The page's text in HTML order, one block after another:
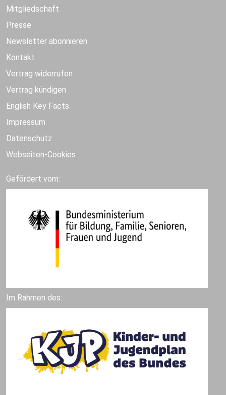
Mitgliedschaft
Presse
Newsletter abonnieren
Kontakt
Vertrag widerrufen
Vertrag kündigen
English Key Facts
Impressum
Datenschutz
Webseiten-Cookies
Gefördert vom:
Im Rahmen des: